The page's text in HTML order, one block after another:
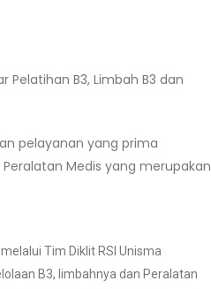
B3, Limbah B3 dan
pelayanan yang prima
Medis yang merupakan
Tim Diklit RSI Unisma
B3, limbahnya dan Peralatan